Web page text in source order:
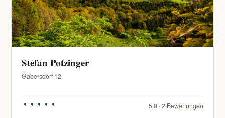
Stefan Potzinger
Gabersdorf 12
5.0 · 2 Bewertungen